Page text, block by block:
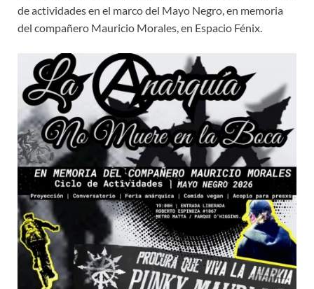
de actividades en el marco del Mayo Negro, en memoria
del compañero Mauricio Morales, en Espacio Fénix.